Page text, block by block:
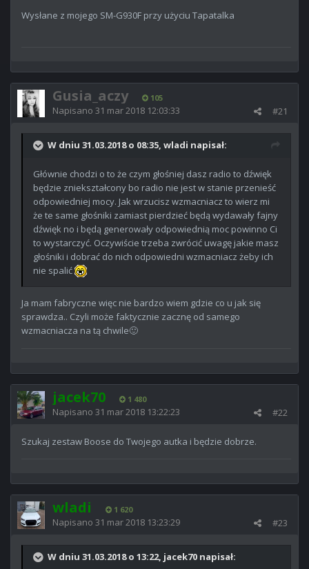
Wysłane z mojego SM-G930F przy użyciu Tapatalka
Gusia_aczy 105
#21
Napisano 31 mar 2018 12:03:33
W dniu 31.03.2018 o 08:35, wladi napisał:
Głównie chodzi o to że czym głośniej dasz radio to dźwięk
będzie zniekształcony bo radio nie jest w stanie przenieść
odpowiedniej mocy. Jak wrzucisz wzmacniacz to wierz mi
że te same głośniki zamiast pierdzieć będą wydawały fajny
dźwięk no i będą generowały odpowiednią moc powinno Ci
to wystarczyć. Oczywiście trzeba zwrócić uwagę jakie masz
głośniki i dobrać do nich odpowiedni wzmacniacz żeby ich
nie spalić
Ja mam fabryczne więc nie bardzo wiem gdzie co u jak się
sprawdza.. Czyli może faktycznie zacznę od samego
wzmacniacza na tą chwile🙂
jacek70 1 480
#22
Napisano 31 mar 2018 13:22:23
Szukaj zestaw Boose do Twojego autka i będzie dobrze.
wladi 1 620
#23
Napisano 31 mar 2018 13:23:29
W dniu 31.03.2018 o 13:22, jacek70 napisał: